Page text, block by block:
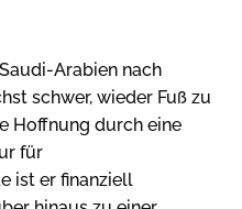
Arabien nach
schwer, wieder Fuß zu
Hoffnung durch eine
für
ist er finanziell